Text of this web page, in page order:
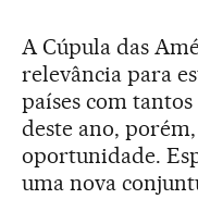
A Cúpula das
relevância para
países com
deste ano,
oportunidade.
uma nova